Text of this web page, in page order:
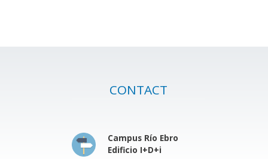
CONTACT
Campus Río Ebro
Edificio I+D+i